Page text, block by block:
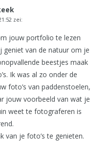
zei:
jouw portfolio te lezen
geniet van de natuur om je
beestjes maak
Ik was al zo onder de
foto’s van paddenstoelen,
jouw voorbeeld van wat je
weet te fotograferen is
van je foto’s te genieten.